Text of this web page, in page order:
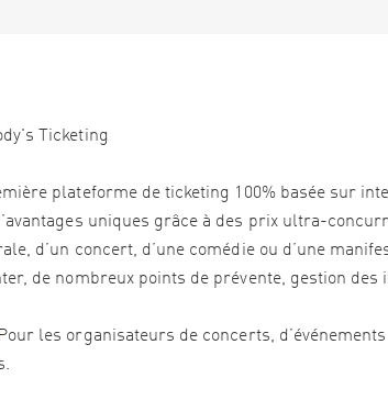
Ticketing
plateforme de ticketing 100% basée sur
uniques grâce à des prix ultra-
d’un concert, d’une comédie ou d’une
de nombreux points de prévente, gestion
Pour les organisateurs de concerts,